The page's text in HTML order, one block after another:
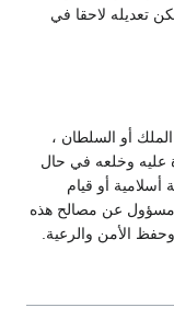
تعديله لاحقا في
الملك أو السلطان ،
عليه وخلعه في حال
أسلامية أو قيام
مسؤول عن مصالح هذه
الأمن والرعية.